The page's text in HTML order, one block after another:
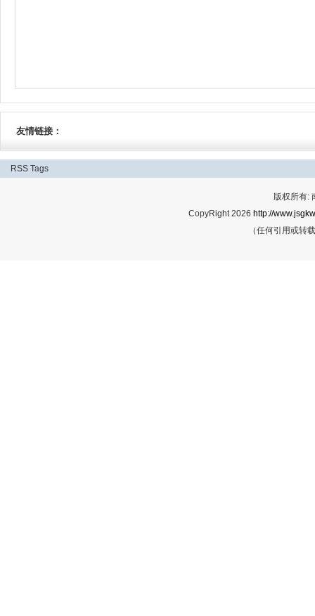
友情链接：
RSS Tags
版权所有:
CopyRight 2026 http://
（任何引用或转